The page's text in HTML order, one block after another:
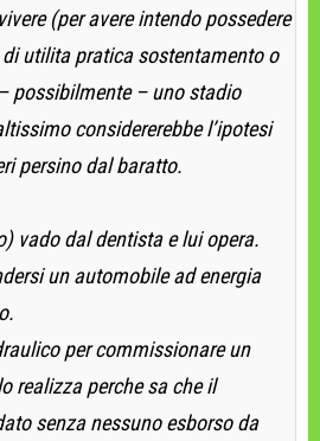
(per avere intendo possedere
utilita pratica sostentamento o
possibilmente – uno stadio
considererebbe l’ipotesi
persino dal baratto.
vado dal dentista e lui opera.
un automobile ad energia
per commissionare un
realizza perche sa che il
senza nessuno esborso da